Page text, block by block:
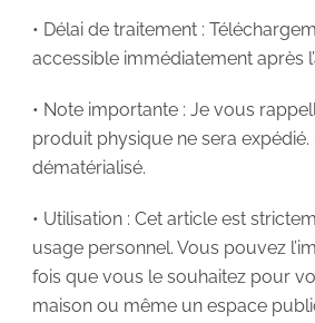
• Délai de traitement :
accessible immédiatement après
• Note importante : Je vous
produit physique ne sera expédié.
dématérialisé.
• Utilisation : Cet article est
usage personnel. Vous pouvez
fois que vous le souhaitez pour
maison ou même un espace